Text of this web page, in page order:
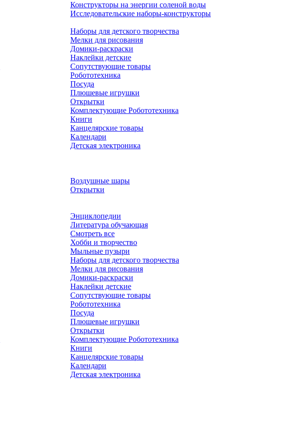
Конструкторы на энергии соленой воды
Исследовательские наборы-конструкторы
Наборы для детского творчества
Мелки для рисования
Домики-раскраски
Наклейки детские
Сопутствующие товары
Робототехника
Посуда
Плюшевые игрушки
Открытки
Комплектующие Робототехника
Книги
Канцелярские товары
Календари
Детская электроника
Воздушные шары
Открытки
Энциклопедии
Литература обучающая
Смотреть все
Хобби и творчество
Мыльные пузыри
Наборы для детского творчества
Мелки для рисования
Домики-раскраски
Наклейки детские
Сопутствующие товары
Робототехника
Посуда
Плюшевые игрушки
Открытки
Комплектующие Робототехника
Книги
Канцелярские товары
Календари
Детская электроника